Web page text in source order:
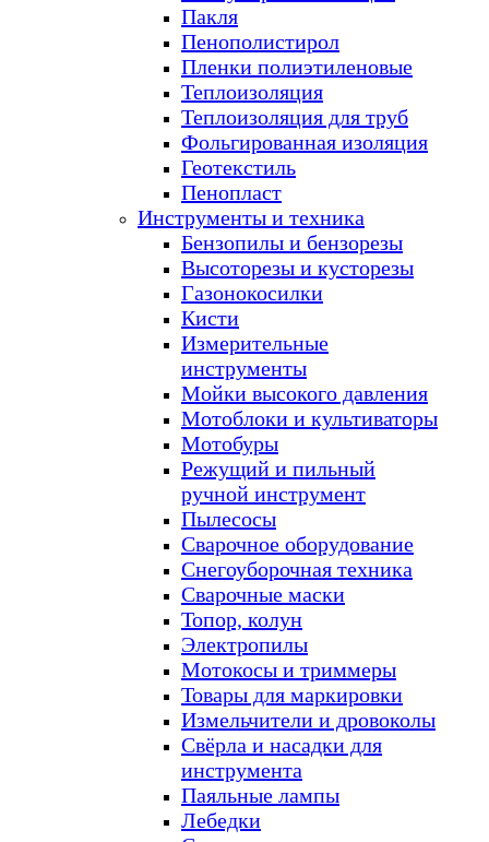
Пакля
Пенополистирол
Пленки полиэтиленовые
Теплоизоляция
Теплоизоляция для труб
Фольгированная изоляция
Геотекстиль
Пенопласт
Инструменты и техника
Бензопилы и бензорезы
Высоторезы и кусторезы
Газонокосилки
Кисти
Измерительные
инструменты
Мойки высокого давления
Мотоблоки и культиваторы
Мотобуры
Режущий и пильный
ручной инструмент
Пылесосы
Сварочное оборудование
Снегоуборочная техника
Сварочные маски
Топор, колун
Электропилы
Мотокосы и триммеры
Товары для маркировки
Измельчители и дровоколы
Свёрла и насадки для
инструмента
Паяльные лампы
Лебедки